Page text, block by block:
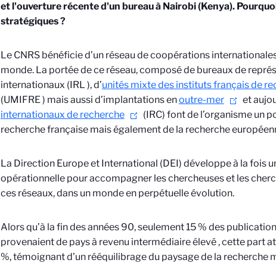
et l'ouverture récente d'un bureau à Nairobi (Kenya).
stratégiques ?
Le CNRS bénéficie d’un réseau de coopérations
monde. La portée de ce réseau, composé de bureaux de
internationaux (IRL ), d’unités mixte des instituts français de
(UMIFRE) mais aussi d’implantations enoutre-mer et
internationaux de recherche
(IRC) font de l’organisme un
recherche française mais également de la recherche
La Direction Europe et International (DEI) développe à la fois
opérationnelle pour accompagner les chercheuses et les
ces réseaux, dans un monde en perpétuelle évolution.
Alors qu’à la fin des années 90, seulement 15 % des
provenaient de pays à revenu intermédiaire élevé , cette part
%, témoignant d’un rééquilibrage du paysage de la recherche